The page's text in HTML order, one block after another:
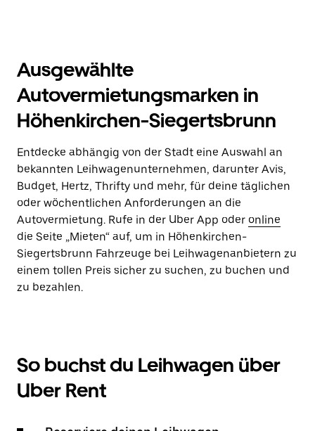
Ausgewählte
Autovermietungsmarken in
Höhenkirchen-Siegertsbrunn
Entdecke abhängig von der Stadt eine Auswahl an
bekannten Leihwagenunternehmen, darunter Avis,
Budget, Hertz, Thrifty und mehr, für deine täglichen
oder wöchentlichen Anforderungen an die
Autovermietung. Rufe in der Uber App oder online
die Seite „Mieten“ auf, um in Höhenkirchen-
Siegertsbrunn Fahrzeuge bei Leihwagenanbietern zu
einem tollen Preis sicher zu suchen, zu buchen und
zu bezahlen.
So buchst du Leihwagen über
Uber Rent